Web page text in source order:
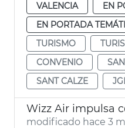
VALENCIA
EN
EN PORTADA
TURISMO
CONVENIO
SANT CALZE
modificado hace 3